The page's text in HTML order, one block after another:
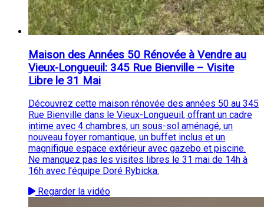
Maison des Années 50 Rénovée à Vendre au
Vieux-Longueuil: 345 Rue Bienville – Visite
Libre le 31 Mai
Découvrez cette maison rénovée des années 50 au 345
Rue Bienville dans le Vieux-Longueuil, offrant un cadre
intime avec 4 chambres, un sous-sol aménagé, un
nouveau foyer romantique, un buffet inclus et un
magnifique espace extérieur avec gazebo et piscine.
Ne manquez pas les visites libres le 31 mai de 14h à
16h avec l'équipe Doré Rybicka.
Regarder la vidéo